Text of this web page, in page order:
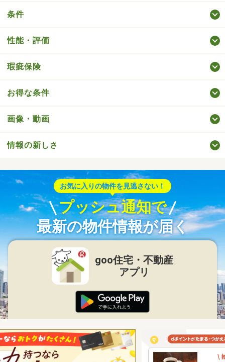
条件
性能・評価
瑕疵保険
お得な条件
画像・動画
情報の新しさ
お気に入りの物件を見逃さない！
プッシュ通知で
最新の物件情報が届く
goo住宅・不動産
アプリ